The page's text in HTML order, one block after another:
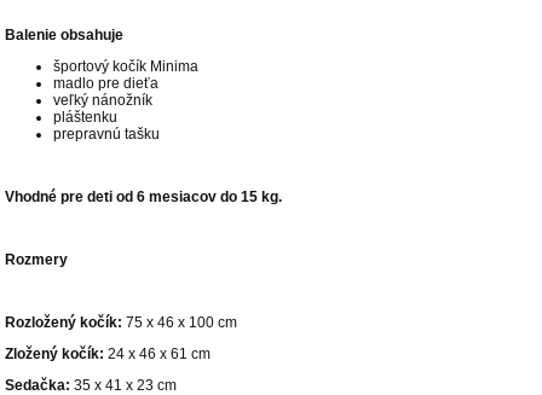
Balenie obsahuje
športový kočík Minima
madlo pre dieťa
veľký nánožník
pláštenku
prepravnú tašku
Vhodné pre deti od 6 mesiacov do 15 kg.
Rozmery
Rozložený kočík:75 x 46 x 100 cm
Zložený kočík:24 x 46 x 61 cm
Sedačka:35 x 41 x 23 cm